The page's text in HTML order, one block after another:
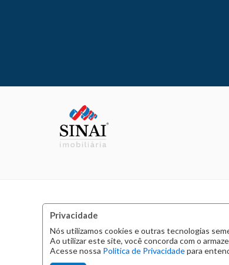
Privacidade
Nós utilizamos cookies e outras tecnologias
Ao utilizar este site, você concorda com o
Acesse nossa Política de Privacidadepara